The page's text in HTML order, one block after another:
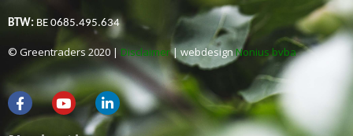
BTW: BE 0685.495.634
© Greentraders 2020 | Disclaimer| webdesignNonius bvba